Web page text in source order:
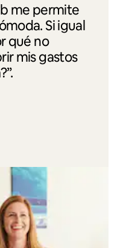
me permite
Si igual
qué no
mis gastos